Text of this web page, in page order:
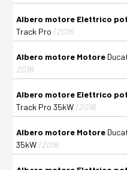
Albero motore Elettrico
Track Pro | 2016
Albero motore Motore
2016
Albero motore Elettrico
Track Pro 35kW | 2016
Albero motore Motore
35kW | 2016